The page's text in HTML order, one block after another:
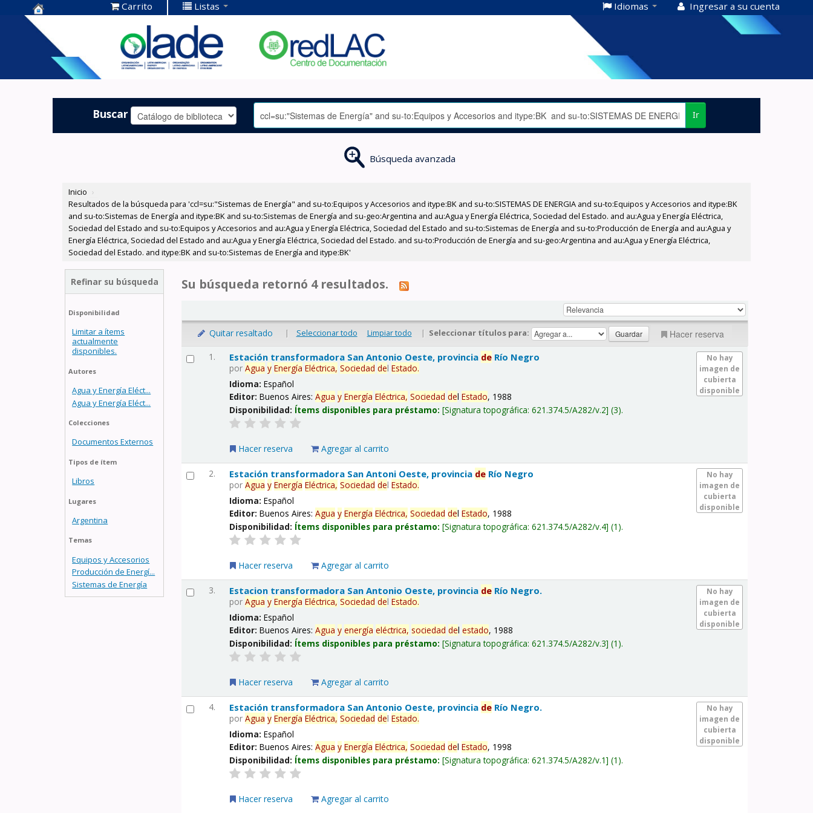
Centro de
Documentación
OLADE -
Carrito Listas Idiomas Ingresar a su cuenta
Buscar Ir
Búsqueda avanzada
Inicio ›
Resultados de la búsqueda para 'ccl=su:"Sistemas de Energía" and su-to:Equipos y Accesorios and itype:BK and su-to:SISTEMAS DE ENERGIA and su-to:Equipos y Accesorios and itype:BK
and su-to:Sistemas de Energía and itype:BK and su-to:Sistemas de Energía and su-geo:Argentina and au:Agua y Energía Eléctrica, Sociedad del Estado. and au:Agua y Energía Eléctrica,
Sociedad del Estado and su-to:Equipos y Accesorios and au:Agua y Energía Eléctrica, Sociedad del Estado and su-to:Sistemas de Energía and su-to:Producción de Energía and au:Agua y
Energía Eléctrica, Sociedad del Estado and au:Agua y Energía Eléctrica, Sociedad del Estado. and su-to:Producción de Energía and su-geo:Argentina and au:Agua y Energía Eléctrica,
Sociedad del Estado. and itype:BK and su-to:Sistemas de Energía and itype:BK'
Refinar su búsqueda
Disponibilidad
Limitar a ítems
actualmente
disponibles.
Autores
Agua y Energía Eléct...
Agua y Energía Eléct...
Colecciones
Documentos Externos
Tipos de ítem
Libros
Lugares
Argentina
Temas
Equipos y Accesorios
Producción de Energí...
Sistemas de Energía
Su búsqueda retornó 4 resultados.
Quitar resaltado | Seleccionar todo Limpiar todo | Seleccionar títulos para: Hacer reserva
1.
No hay
imagen de
cubierta
disponible
Estación transformadora San Antonio Oeste, provincia de Río Negro
porAgua y Energía Eléctrica, Sociedad delEstado.
Idioma:Español
Editor:Buenos Aires:Agua y Energía Eléctrica, Sociedad delEstado, 1988
Disponibilidad: Ítems disponibles para préstamo: Signatura topográfica:621.374.5/A282/v.2 (3).
Hacer reserva Agregar al carrito
2.
No hay
imagen de
cubierta
disponible
Estación transformadora San Antoni Oeste, provincia de Río Negro
porAgua y Energía Eléctrica, Sociedad delEstado.
Idioma:Español
Editor:Buenos Aires:Agua y Energía Eléctrica, Sociedad delEstado, 1988
Disponibilidad: Ítems disponibles para préstamo: Signatura topográfica:621.374.5/A282/v.4 (1).
Hacer reserva Agregar al carrito
3.
No hay
imagen de
cubierta
disponible
Estacion transformadora San Antonio Oeste, provincia de Río Negro.
porAgua y Energía Eléctrica, Sociedad delEstado.
Idioma:Español
Editor:Buenos Aires:Agua y energía eléctrica, sociedad delestado, 1988
Disponibilidad: Ítems disponibles para préstamo: Signatura topográfica:621.374.5/A282/v.3 (1).
Hacer reserva Agregar al carrito
4.
No hay
imagen de
cubierta
disponible
Estación transformadora San Antonio Oeste, provincia de Río Negro.
porAgua y Energía Eléctrica, Sociedad delEstado.
Idioma:Español
Editor:Buenos Aires:Agua y Energía Eléctrica, Sociedad delEstado, 1998
Disponibilidad: Ítems disponibles para préstamo: Signatura topográfica:621.374.5/A282/v.1 (1).
Hacer reserva Agregar al carrito